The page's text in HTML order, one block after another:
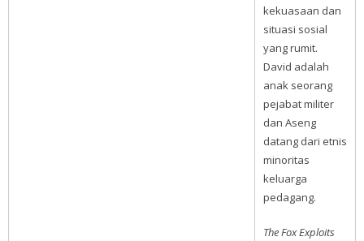
kekuasaan dan
situasi sosial
yang rumit.
David adalah
anak seorang
pejabat militer
dan Aseng
datang dari etnis
minoritas
keluarga
pedagang.
The Fox Exploits